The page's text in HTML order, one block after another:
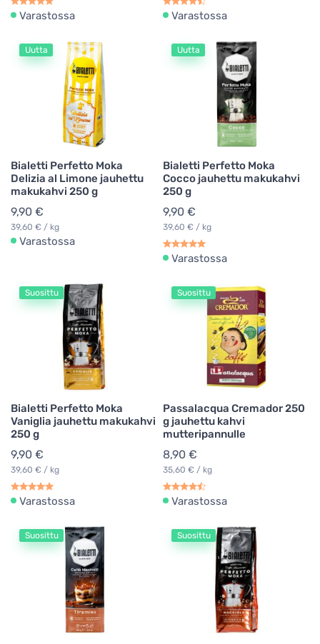
Varastossa Varastossa
Uutta
Bialetti Perfetto Moka
Delizia al Limone jauhettu
makukahvi 250 g
9,90 €
39,60 € / kg
Varastossa
Uutta
Bialetti Perfetto Moka
Cocco jauhettu makukahvi
250 g
9,90 €
39,60 € / kg
Varastossa
Suosittu
Bialetti Perfetto Moka
Vaniglia jauhettu makukahvi
250 g
9,90 €
39,60 € / kg
Varastossa
Suosittu
Passalacqua Cremador 250
g jauhettu kahvi
mutteripannulle
8,90 €
35,60 € / kg
Varastossa
Suosittu Suosittu